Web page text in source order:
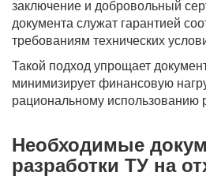
заключение и добровольный
документа служат гарантией
требованиям технических
Такой подход упрощает
минимизирует финансовую
рациональному использованию
Необходимые
разработки ТУ на